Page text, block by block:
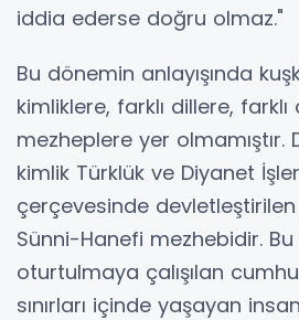
iddia ederse doğru olmaz."
Bu dönemin anlayışında
kimliklere, farklı dillere,
mezheplere yer olmamıştır.
kimlik Türklük ve Diyanet
çerçevesinde devletleştirilen
Sünni-Hanefi mezhebidir.
oturtulmaya çalışılan
sınırları içinde yaşayan